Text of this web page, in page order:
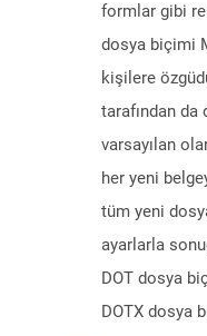
formlar gibi
dosya biçimi
kişilere
tarafından
varsayılan
her yeni
tüm yeni
ayarlarla
DOT dosya
DOTX dosya